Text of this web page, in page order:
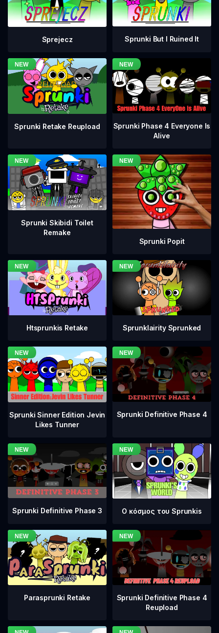
Sprejecz Sprunki But I Ruined It
Sprunki Retake Reupload
Sprunki Phase 4 Everyone Is
Alive
Sprunki Skibidi Toilet
Remake
Sprunki Popit
Htsprunkis Retake Sprunklairity Sprunked
Sprunki Sinner Edition Jevin
Likes Tunner
Sprunki Definitive Phase 4
Sprunki Definitive Phase 3 Ο κόσμος του Sprunkis
Parasprunki Retake
Sprunki Definitive Phase 4
Reupload